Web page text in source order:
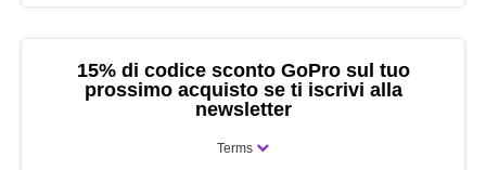
15% di codice sconto GoPro sul tuo
prossimo acquisto se ti iscrivi alla
newsletter
Terms